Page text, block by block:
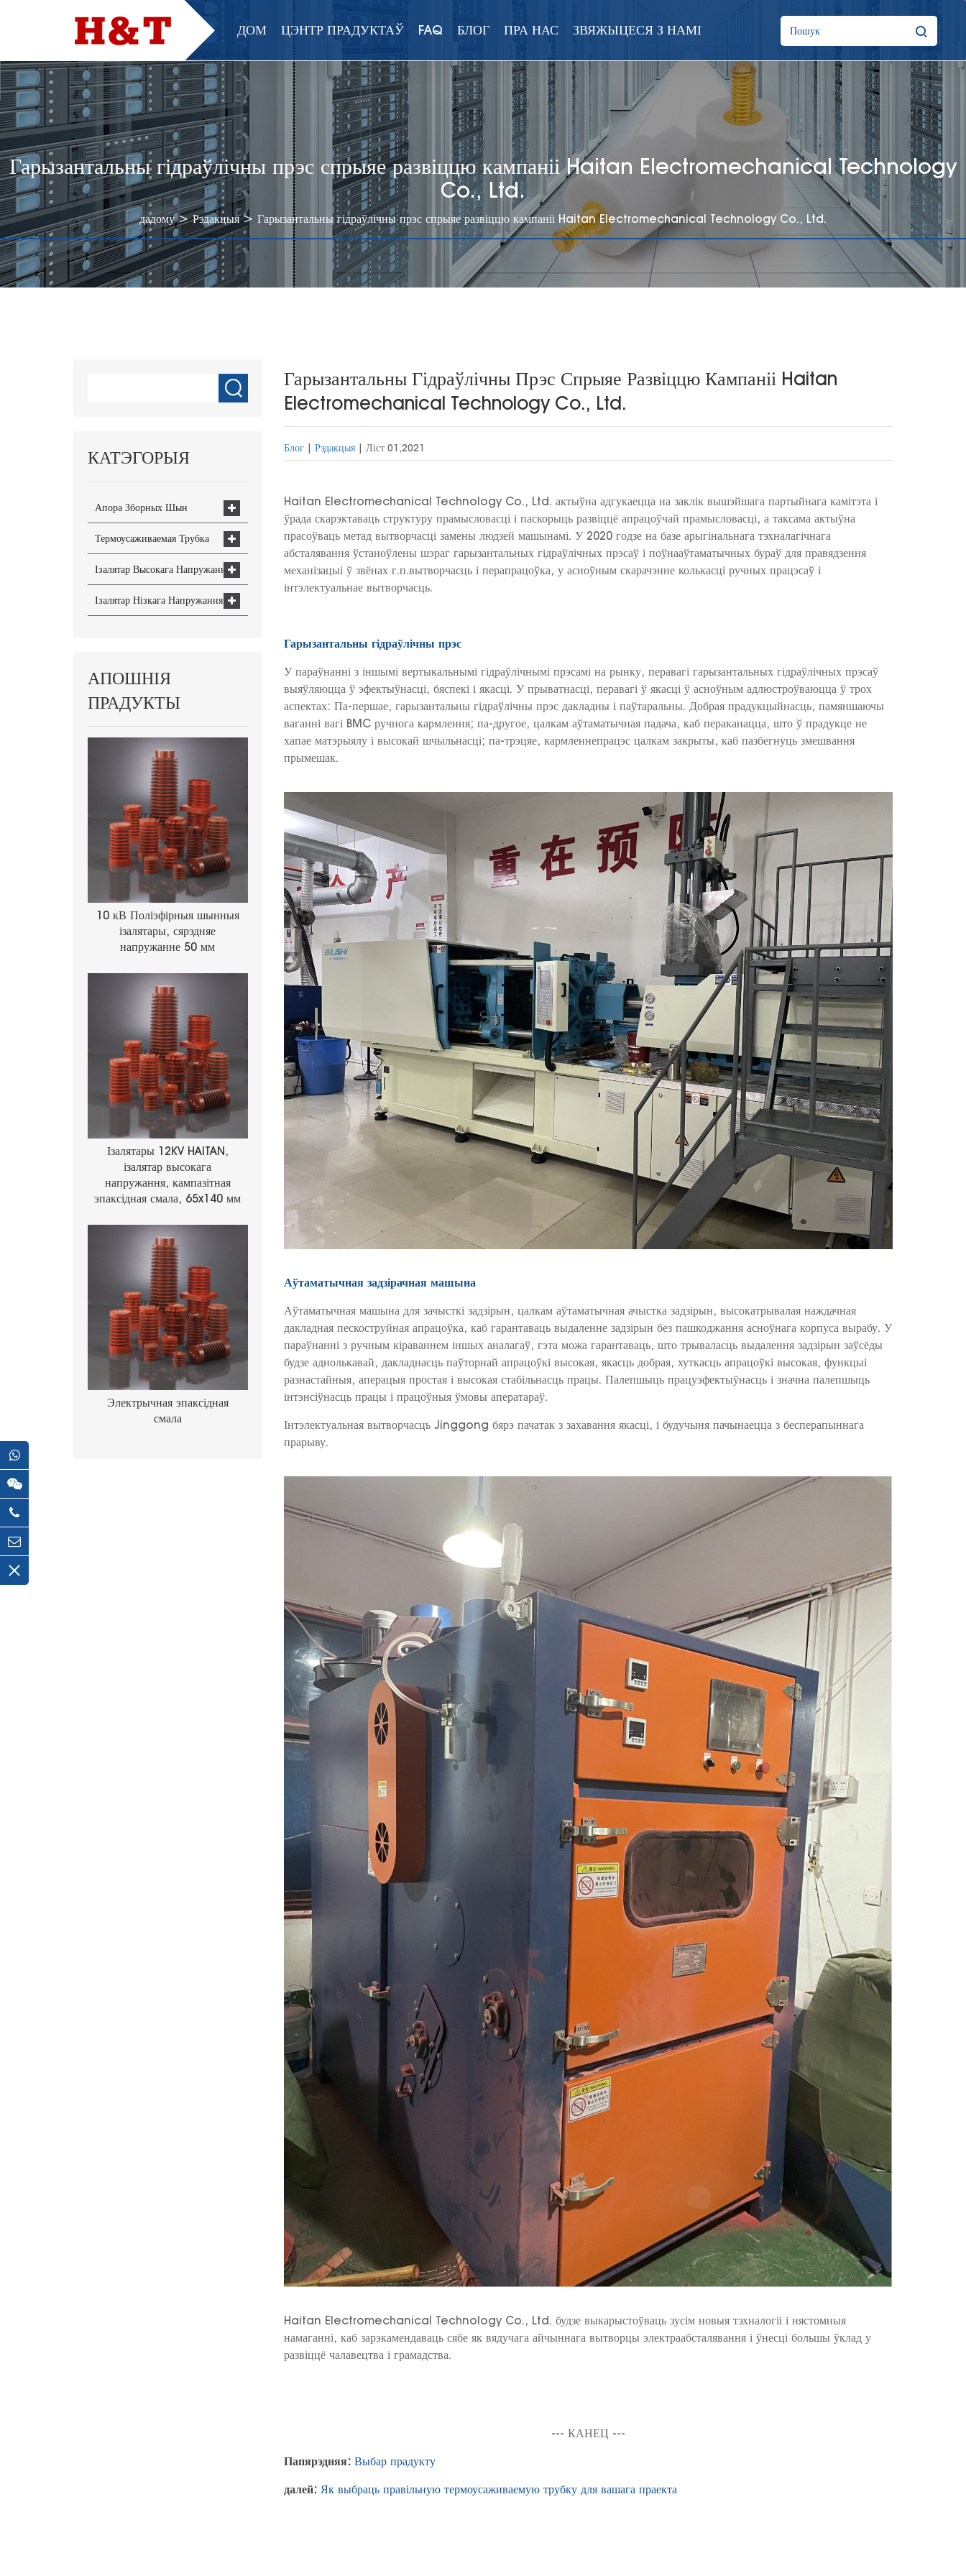
ДОМ ЦЭНТР ПРАДУКТАЎ FAQ БЛОГ ПРА НАС ЗВЯЖЫЦЕСЯ З НАМІ
Гарызантальны гідраўлічны прэс спрыяе развіццю кампаніі Haitan Electromechanical Technology
Co., Ltd.
дадому>Рэдакцыя> Гарызантальны гідраўлічны прэс спрыяе развіццю кампаніі Haitan Electromechanical Technology Co., Ltd.
КАТЭГОРЫЯ
Апора Зборных Шын
Термоусаживаемая Трубка
Ізалятар Высокага Напружання
Ізалятар Нізкага Напружання
АПОШНІЯ
ПРАДУКТЫ
10 кВ Поліэфірныя шынныя
ізалятары, сярэдняе
напружанне 50 мм
Ізалятары 12KV HAITAN,
ізалятар высокага
напружання, кампазітная
эпаксідная смала, 65x140 мм
Электрычная эпаксідная
смала
Гарызантальны Гідраўлічны Прэс Спрыяе Развіццю Кампаніі Haitan
Electromechanical Technology Co., Ltd.
Блог| Рэдакцыя| Ліст 01,2021
Haitan Electromechanical Technology Co., Ltd. актыўна адгукаецца на заклік вышэйшага партыйнага камітэта і
ўрада скарэктаваць структуру прамысловасці і паскорыць развіццё апрацоўчай прамысловасці, а таксама актыўна
прасоўваць метад вытворчасці замены людзей машынамі. У 2020 годзе на базе арыгінальнага тэхналагічнага
абсталявання ўстаноўлены шэраг гарызантальных гідраўлічных прэсаў і поўнааўтаматычных бураў для правядзення
механізацыі ў звёнах г.п.вытворчасць і перапрацоўка, у асноўным скарачэнне колькасці ручных працэсаў і
інтэлектуальнае вытворчасць.
Гарызантальны гідраўлічны прэс
У параўнанні з іншымі вертыкальнымі гідраўлічнымі прэсамі на рынку, перавагі гарызантальных гідраўлічных прэсаў
выяўляюцца ў эфектыўнасці, бяспекі і якасці. У прыватнасці, перавагі ў якасці ў асноўным адлюстроўваюцца ў трох
аспектах: Па-першае, гарызантальны гідраўлічны прэс дакладны і паўтаральны. Добрая прадукцыйнасць, памяншаючы
ваганні вагі BMC ручнога кармлення; па-другое, цалкам аўтаматычная падача, каб пераканацца, што ў прадукце не
хапае матэрыялу і высокай шчыльнасці; па-трэцяе, кармленнепрацэс цалкам закрыты, каб пазбегнуць змешвання
прымешак.
Аўтаматычная задзірачная машына
Аўтаматычная машына для зачысткі задзірын, цалкам аўтаматычная ачыстка задзірын, высокатрывалая наждачная
дакладная пескоструйная апрацоўка, каб гарантаваць выдаленне задзірын без пашкоджання асноўнага корпуса вырабу. У
параўнанні з ручным кіраваннем іншых аналагаў, гэта можа гарантаваць, што трываласць выдалення задзірын заўсёды
будзе аднолькавай, дакладнасць паўторнай апрацоўкі высокая, якасць добрая, хуткасць апрацоўкі высокая, функцыі
разнастайныя, аперацыя простая і высокая стабільнасць працы. Палепшыць працуэфектыўнасць і значна палепшыць
інтэнсіўнасць працы і працоўныя ўмовы аператараў.
Інтэлектуальная вытворчасць Jinggong бярэ пачатак з захавання якасці, і будучыня пачынаецца з бесперапыннага
прарыву.
Haitan Electromechanical Technology Co., Ltd. будзе выкарыстоўваць зусім новыя тэхналогіі і нястомныя
намаганні, каб зарэкамендаваць сябе як вядучага айчыннага вытворцы электраабсталявання і ўнесці большы ўклад у
развіццё чалавецтва і грамадства.
--- КАНЕЦ ---
Папярэдняя: Выбар прадукту
далей: Як выбраць правільную термоусаживаемую трубку для вашага праекта